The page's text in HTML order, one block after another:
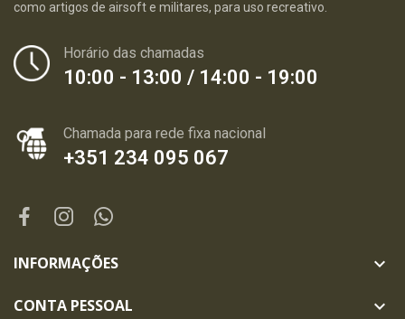
como artigos de airsoft e militares, para uso recreativo.
Horário das chamadas
10:00 - 13:00 / 14:00 - 19:00
Chamada para rede fixa nacional
+351 234 095 067
INFORMAÇÕES 
CONTA PESSOAL 